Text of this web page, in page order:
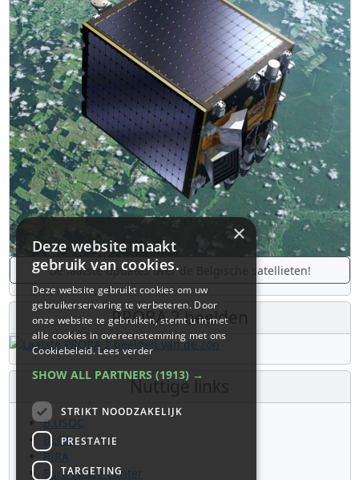
De laatste updates over de Belgische satellieten!
PROBA 2 beelden
Nuttige links
B.USOC
BEOP
BIRA
Euro Space Center
×
Deze website maakt
gebruik van cookies.
Deze website gebruikt cookies om uw
gebruikerservaring te verbeteren. Door
onze website te gebruiken, stemt u in met
alle cookies in overeenstemming met ons
Cookiebeleid.Lees verder
SHOW ALL PARTNERS (1913) →
STRIKT NOODZAKELIJK
PRESTATIE
TARGETING